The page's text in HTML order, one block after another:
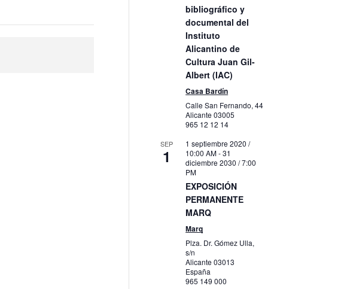
bibliográfico y
documental del
Instituto
Alicantino de
Cultura Juan Gil-
Albert (IAC)
Casa Bardín
Calle San Fernando, 44
Alicante03005
965 12 12 14
SEP
1
1 septiembre 2020 /
10:00 AM-31
diciembre 2030 / 7:00
PM
EXPOSICIÓN
PERMANENTE
MARQ
Marq
Plza. Dr. Gómez Ulla,
s/n
Alicante03013
España
965 149 000